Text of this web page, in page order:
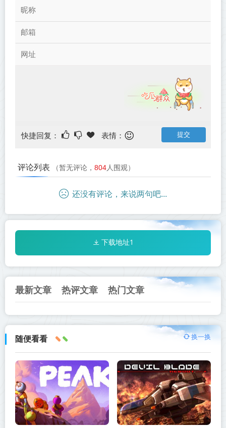
快捷回复： 表情：
评论列表 （暂无评论， 804人围观）
还没有评论，来说两句吧...
下载地址1
最新文章 热评文章 热门文章
随便看看 换一换